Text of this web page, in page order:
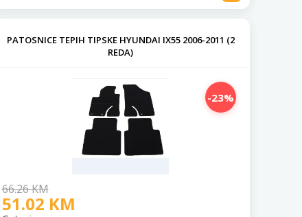
PATOSNICE TEPIH TIPSKE HYUNDAI IX55 2006-2011 (2
REDA)
-23%
66.26 KM
51.02 KM